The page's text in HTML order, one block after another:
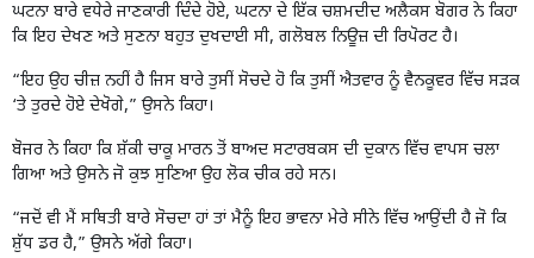
ਘਟਨਾ ਬਾਰੇ ਵਧੇਰੇ ਜਾਣਕਾਰੀ ਦਿੰਦੇ ਹੋਏ, ਘਟਨਾ ਦੇ ਇੱਕ ਚਸ਼ਮਦੀਦ ਅਲੈਕਸ ਬੋਗਰ ਨੇ ਕਿਹਾ
ਕਿ ਇਹ ਦੇਖਣ ਅਤੇ ਸੁਣਨਾ ਬਹੁਤ ਦੁਖਦਾਈ ਸੀ, ਗਲੋਬਲ ਨਿਊਜ਼ ਦੀ ਰਿਪੋਰਟ ਹੈ।
“ਇਹ ਉਹ ਚੀਜ਼ ਨਹੀਂ ਹੈ ਜਿਸ ਬਾਰੇ ਤੁਸੀਂ ਸੋਚਦੇ ਹੋ ਕਿ ਤੁਸੀਂ ਐਤਵਾਰ ਨੂੰ ਵੈਨਕੂਵਰ ਵਿੱਚ ਸੜਕ
‘ਤੇ ਤੁਰਦੇ ਹੋਏ ਦੇਖੋਗੇ,” ਉਸਨੇ ਕਿਹਾ।
ਬੋਜਰ ਨੇ ਕਿਹਾ ਕਿ ਸ਼ੱਕੀ ਚਾਕੂ ਮਾਰਨ ਤੋਂ ਬਾਅਦ ਸਟਾਰਬਕਸ ਦੀ ਦੁਕਾਨ ਵਿੱਚ ਵਾਪਸ ਚਲਾ
ਗਿਆ ਅਤੇ ਉਸਨੇ ਜੋ ਕੁਝ ਸੁਣਿਆ ਉਹ ਲੋਕ ਚੀਕ ਰਹੇ ਸਨ।
“ਜਦੋਂ ਵੀ ਮੈਂ ਸਥਿਤੀ ਬਾਰੇ ਸੋਚਦਾ ਹਾਂ ਤਾਂ ਮੈਨੂੰ ਇਹ ਭਾਵਨਾ ਮੇਰੇ ਸੀਨੇ ਵਿੱਚ ਆਉਂਦੀ ਹੈ ਜੋ ਕਿ
ਸ਼ੁੱਧ ਡਰ ਹੈ,” ਉਸਨੇ ਅੱਗੇ ਕਿਹਾ।